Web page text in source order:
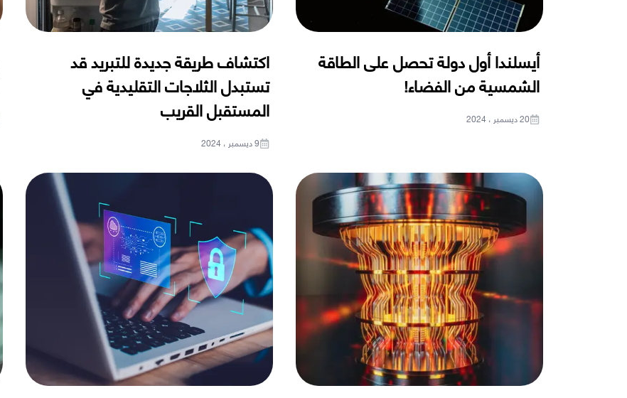
أيسلندا أول دولة تحصل على الطاقة
الشمسية من الفضاء!
20 ديسمبر ، 2024
اكتشاف طريقة جديدة للتبريد قد
تستبدل الثلاجات التقليدية في
المستقبل القريب
9 ديسمبر ، 2024